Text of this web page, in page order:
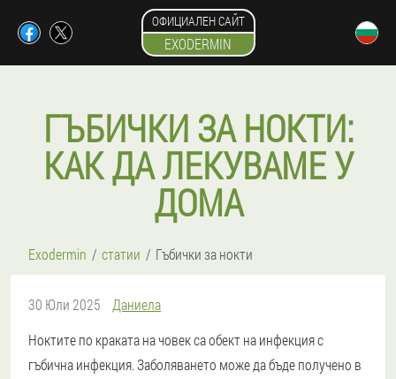
ОФИЦИАЛЕН САЙТ
EXODERMIN
ГЪБИЧКИ ЗА НОКТИ:
КАК ДА ЛЕКУВАМЕ У
ДОМА
Exodermin статии Гъбички за нокти
30 Юли 2025
Даниела
Ноктите по краката на човек са обект на инфекция с
гъбична инфекция. Заболяването може да бъде получено в